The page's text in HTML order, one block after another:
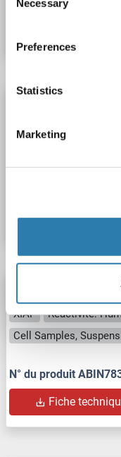
Selection
Necessary
Preferences
Statistics
Marketing
XIAP Reactivité: Rat
Fiche
XIAP Reactivité:
Cell Samples,
N° du produit
Fiche